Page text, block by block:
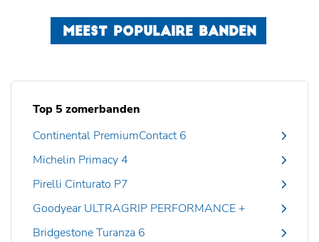
MEEST POPULAIRE BANDEN
Top 5 zomerbanden
Continental PremiumContact 6
Michelin Primacy 4
Pirelli Cinturato P7
Goodyear ULTRAGRIP PERFORMANCE +
Bridgestone Turanza 6